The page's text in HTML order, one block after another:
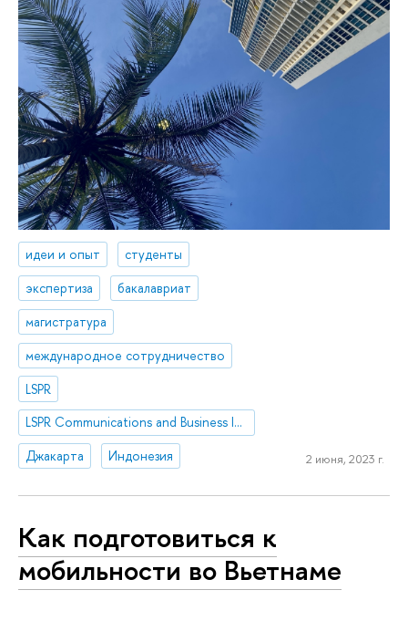
идеи и опыт
студенты
экспертиза
бакалавриат
магистратура
международное сотрудничество
LSPR
LSPR Communications and Business Institute
Джакарта
Индонезия 2 июня, 2023 г.
Как подготовиться к
мобильности во Вьетнаме